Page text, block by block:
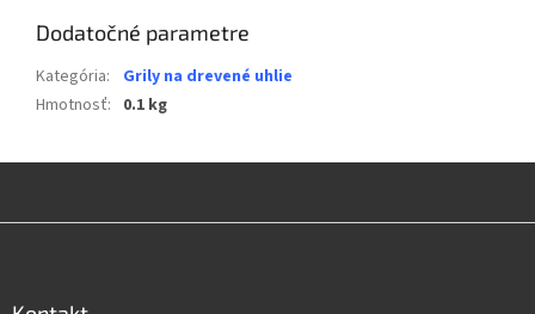
Dodatočné parametre
Kategória:
Grily na drevené uhlie
Hmotnosť: 0.1 kg